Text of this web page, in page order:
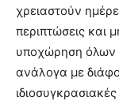
χρειαστούν
περιπτώσεις και
υποχώρηση όλων
ανάλογα με